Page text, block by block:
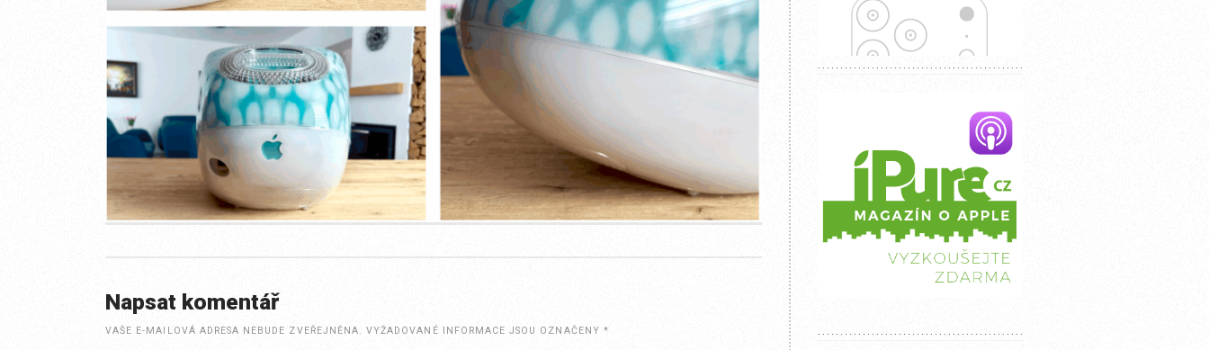
Napsat komentář
VAŠE E-MAILOVÁ ADRESA NEBUDE ZVEŘEJNĚNA. VYŽADOVANÉ INFORMACE JSOU OZNAČENY *